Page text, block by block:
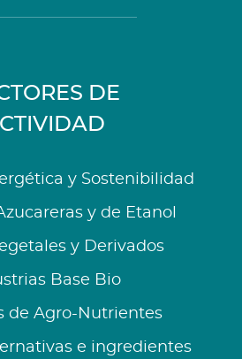
DE
y Sostenibilidad
y de Etanol
y Derivados
Base Bio
de Agro-Nutrientes
e ingredientes